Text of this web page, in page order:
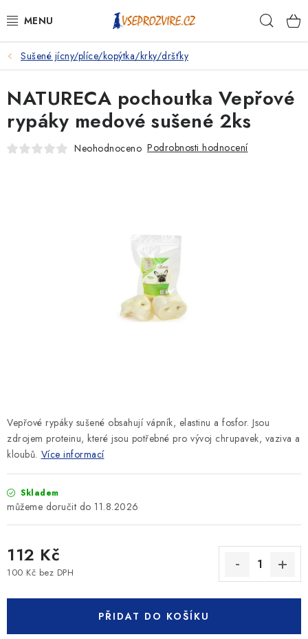
na
PSI
KOČKY
KONĚ
KRÁLÍCI/HLODAVCI/PTÁCI
Sušené jícny/plíce/kopýtka/krky/dršťky
Vepřové rypáky sušené obsahují vápník, elastinu a fosfor. Jsou
zdrojem proteinu, které jsou potřebné pro vývoj chrupavek, vaziva a
kloubů. Více informací
Skladem
11.8.2026
112 Kč
100 Kč bez DPH
PŘIDAT DO KOŠÍKU
NATURECA pochoutka Vepřové
rypáky medové sušené 2ks
Neohodnoceno Podrobnosti hodnocení